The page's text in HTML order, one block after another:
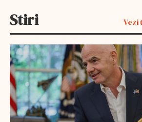
Stiri Vezi